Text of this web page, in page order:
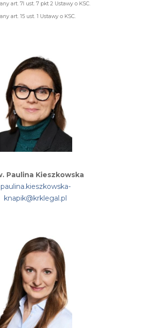
art. 7l ust. 7 pkt 2 Ustawy o KSC.
art. 15 ust. 1 Ustawy o KSC.
Paulina Kieszkowska
paulina.kieszkowska-
knapik@krklegal.pl